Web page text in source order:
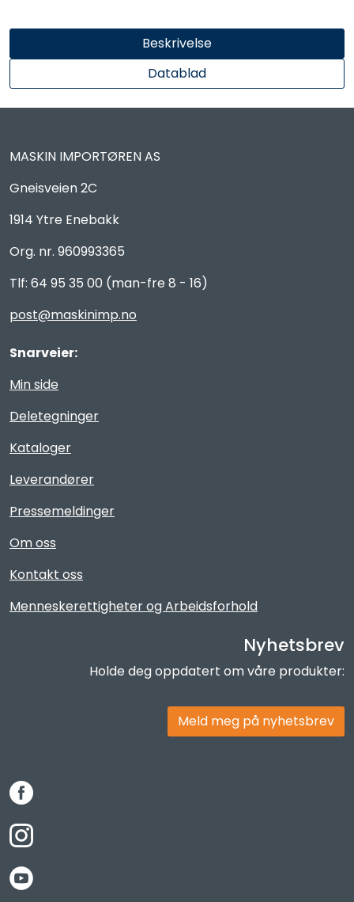
Beskrivelse
Datablad
MASKIN IMPORTØREN AS
Gneisveien 2C
1914 Ytre Enebakk
Org. nr. 960993365
Tlf: 64 95 35 00 (man-fre 8 - 16)
post@maskinimp.no
Snarveier:
Min side
Deletegninger
Kataloger
Leverandører
Pressemeldinger
Om oss
Kontakt oss
Menneskerettigheter og Arbeidsforhold
Nyhetsbrev
Holde deg oppdatert om våre produkter:
Meld meg på nyhetsbrev
Ryggsprøyte
Kataloger